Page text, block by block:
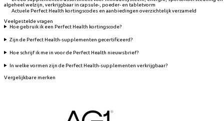
algeheel welzijn, verkrijgbaar in capsule-, poeder- en tabletvorm
Actuele Perfect Health kortingscodes en aanbiedingen overzichtelijk verzameld
Veelgestelde vragen
Hoe gebruik ik een Perfect Health kortingscode?
Zijn de Perfect Health-supplementen gecertificeerd?
Hoe schrijf ik me in voor de Perfect Health nieuwsbrief?
In welke vormen zijn de Perfect Health-supplementen verkrijgbaar?
Vergelijkbare merken